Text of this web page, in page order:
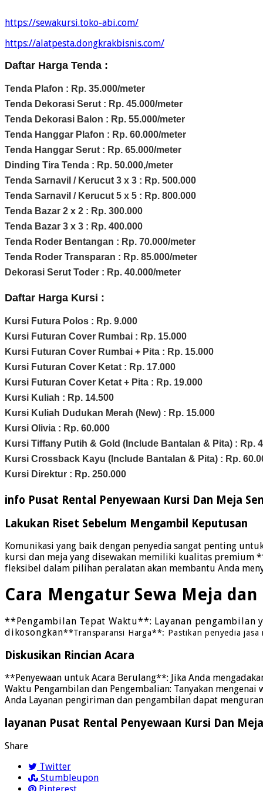
https://sewakursi.toko-abi.com/
https://alatpesta.dongkrakbisnis.com/
Daftar Harga Tenda :
Tenda Plafon : Rp. 35.000/meter
Tenda Dekorasi Serut : Rp. 45.000/meter
Tenda Dekorasi Balon : Rp. 55.000/meter
Tenda Hanggar Plafon : Rp. 60.000/meter
Tenda Hanggar Serut : Rp. 65.000/meter
Dinding Tira Tenda : Rp. 50.000,/meter
Tenda Sarnavil / Kerucut 3 x 3 : Rp. 500.000
Tenda Sarnavil / Kerucut 5 x 5 : Rp. 800.000
Tenda Bazar 2 x 2 : Rp. 300.000
Tenda Bazar 3 x 3 : Rp. 400.000
Tenda Roder Bentangan : Rp. 70.000/meter
Tenda Roder Transparan : Rp. 85.000/meter
Dekorasi Serut Toder : Rp. 40.000/meter
Daftar Harga Kursi :
Kursi Futura Polos : Rp. 9.000
Kursi Futuran Cover Rumbai : Rp. 15.000
Kursi Futuran Cover Rumbai + Pita : Rp. 15.000
Kursi Futuran Cover Ketat : Rp. 17.000
Kursi Futuran Cover Ketat + Pita : Rp. 19.000
Kursi Kuliah : Rp. 14.500
Kursi Kuliah Dudukan Merah (New) : Rp. 15.000
Kursi Olivia : Rp. 60.000
Kursi Tiffany Putih & Gold (Include Bantalan & Pita) : Rp.
Kursi Crossback Kayu (Include Bantalan & Pita) : Rp.
Kursi Direktur : Rp. 250.000
info Pusat Rental Penyewaan Kursi Dan Meja
Lakukan Riset Sebelum Mengambil Keputusan
Komunikasi yang baik dengan penyedia sangat penting
kursi dan meja yang disewakan memiliki kualitas premium
fleksibel dalam pilihan peralatan akan membantu Anda
Cara Mengatur Sewa Meja dan
**Pengambilan Tepat Waktu**: Layanan pengambilan
dikosongkan**Transparansi Harga**: Pastikan penyedia jasa
Diskusikan Rincian Acara
**Penyewaan untuk Acara Berulang**: Jika Anda
Waktu Pengambilan dan Pengembalian: Tanyakan
Anda Layanan pengiriman dan pengambilan dapat
layanan Pusat Rental Penyewaan Kursi Dan
Share
Twitter
Stumbleupon